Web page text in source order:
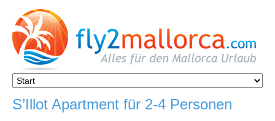
S’Illot Apartment für 2-4 Personen